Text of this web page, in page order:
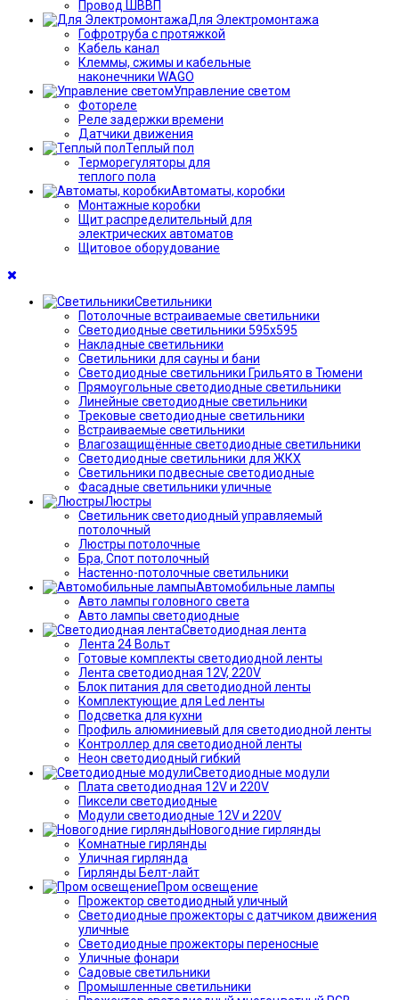
Провод ШВВП
Для Электромонтажа
Гофротруба с протяжкой
Кабель канал
Клеммы, сжимы и кабельные
наконечники WAGO
Управление светом
Фотореле
Реле задержки времени
Датчики движения
Теплый пол
Терморегуляторы для
теплого пола
Автоматы, коробки
Монтажные коробки
Щит распределительный для
электрических автоматов
Щитовое оборудование
Светильники
Потолочные встраиваемые светильники
Светодиодные светильники 595х595
Накладные светильники
Светильники для сауны и бани
Светодиодные светильники Грильято в Тюмени
Прямоугольные светодиодные светильники
Линейные светодиодные светильники
Трековые светодиодные светильники
Встраиваемые светильники
Влагозащищённые светодиодные светильники
Светодиодные светильники для ЖКХ
Светильники подвесные светодиодные
Фасадные светильники уличные
Люстры
Светильник светодиодный управляемый
потолочный
Люстры потолочные
Бра, Спот потолочный
Настенно-потолочные светильники
Автомобильные лампы
Авто лампы головного света
Авто лампы светодиодные
Светодиодная лента
Лента 24 Вольт
Готовые комплекты светодиодной ленты
Лента светодиодная 12V, 220V
Блок питания для светодиодной ленты
Комплектующие для Led ленты
Подсветка для кухни
Профиль алюминиевый для светодиодной ленты
Контроллер для светодиодной ленты
Неон светодиодный гибкий
Светодиодные модули
Плата светодиодная 12V и 220V
Пиксели светодиодные
Модули светодиодные 12V и 220V
Новогодние гирлянды
Комнатные гирлянды
Уличная гирлянда
Гирлянды Белт-лайт
Пром освещение
Прожектор светодиодный уличный
Светодиодные прожекторы с датчиком движения
уличные
Светодиодные прожекторы переносные
Уличные фонари
Садовые светильники
Промышленные светильники